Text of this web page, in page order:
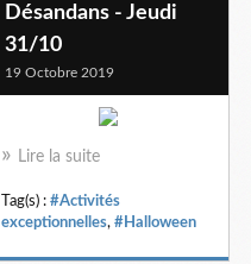
Désandans - Jeudi
31/10
19 Octobre 2019
Lire la suite
Tag(s) : #Activités
exceptionnelles, #Halloween